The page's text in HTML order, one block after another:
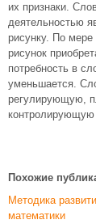
их признаки.
деятельностью
рисунку. По мере
рисунок
потребность в
уменьшается.
регулирующую,
Похожие
Методика
математики